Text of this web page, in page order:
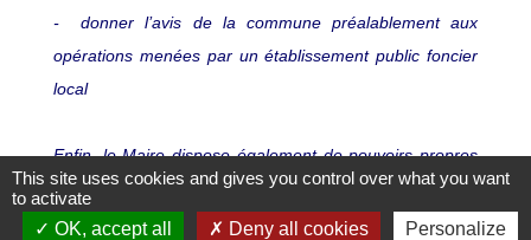
- donner l’avis de la commune préalablement aux
opérations menées par un établissement public foncier
local
Enfin, le Maire dispose également de pouvoirs propres
en matière de police administrative. Ces pouvoirs visent
à assurer le bon ordre, la sûreté, la sécurité et la
This site uses cookies and gives you control over what you want
to activate
OK, accept all
Deny all cookies Personalize